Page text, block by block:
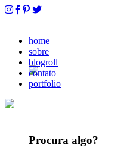
home
sobre
blogroll
contato
portfolio
Procura algo?